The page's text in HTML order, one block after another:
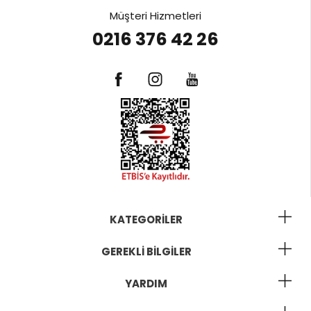
Müşteri Hizmetleri
0216 376 42 26
KATEGORILER
GEREKLI BILGILER
YARDIM